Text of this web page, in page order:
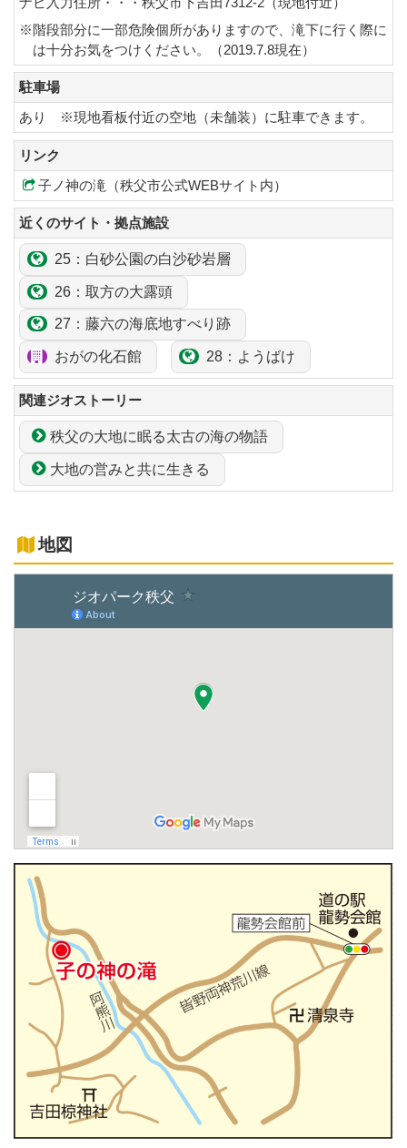
※階段部分に一部危険個所がありますので、滝下に行く際に
は十分お気をつけください。（2019.7.8現在）
駐車場
あり ※現地看板付近の空地（未舗装）に駐車できます。
リンク
子ノ神の滝（秩父市公式WEBサイト内）
近くのサイト・拠点施設
25： 白砂公園の白沙砂岩層
26： 取方の大露頭
27： 藤六の海底地すべり跡
おがの化石館 28：ようばけ
関連ジオストーリー
秩父の大地に眠る太古の海の物語
大地の営みと共に生きる
地図